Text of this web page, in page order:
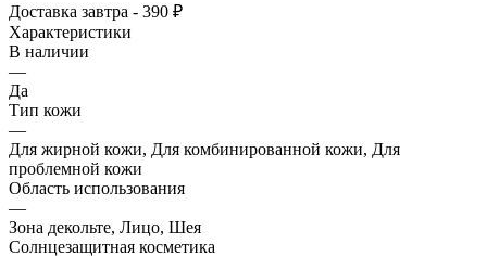
Доставка завтра - 390 ₽
Характеристики
В наличии
—
Да
Тип кожи
—
Для жирной кожи, Для комбинированной кожи, Для
проблемной кожи
Область использования
—
Зона декольте, Лицо, Шея
Солнцезащитная косметика